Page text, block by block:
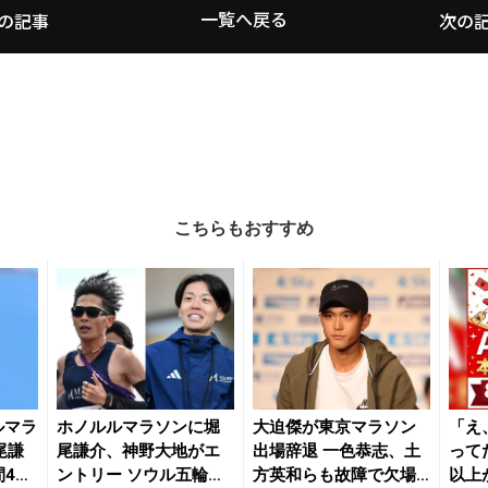
記事 一覧へ戻る 次の
こちらもおすすめ
ラ
謙
分
ホノルルマラソンに堀
尾謙介、神野大地がエ
ントリー ソウル五輪代
大迫傑が東京マラソン
出場辞退 一色恭志、土
方英和らも故障で欠場
「
って
以上